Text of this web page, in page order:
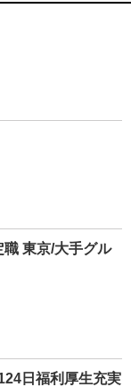
東京/大手グル
日福利厚生充実